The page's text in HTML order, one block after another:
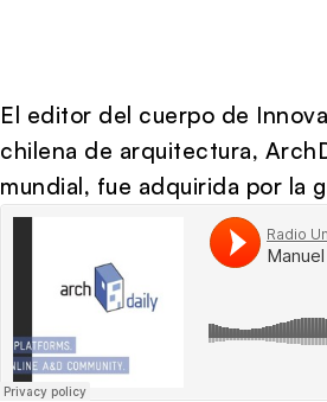
El editor del cuerpo de
chilena de arquitectura,
mundial, fue adquirida por la